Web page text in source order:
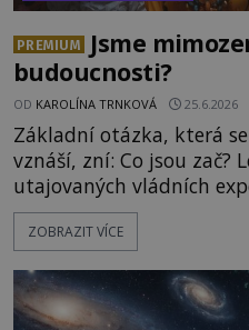
PREMIUM
Jsme
budoucnosti?
OD KAROLÍNA TRNKOVÁ 25.6.2026
Základní otázka, která
vznáší, zní: Co jsou zač?
utajovaných vládních
vesmírné lodě plnící na
Skokani mezi
možnostech již desítky
vědci, ufologo
ZOBRAZIT VÍCE